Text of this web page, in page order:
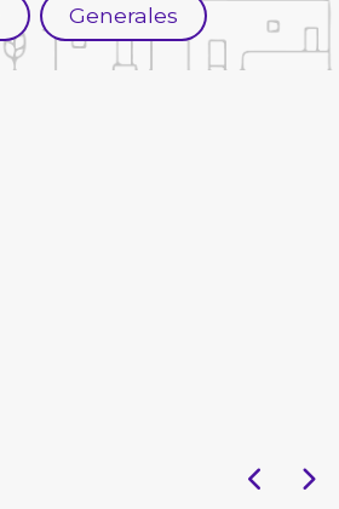
Generales